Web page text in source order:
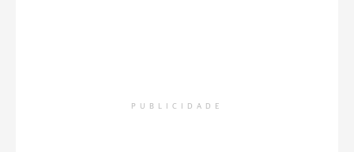
PUBLICIDADE